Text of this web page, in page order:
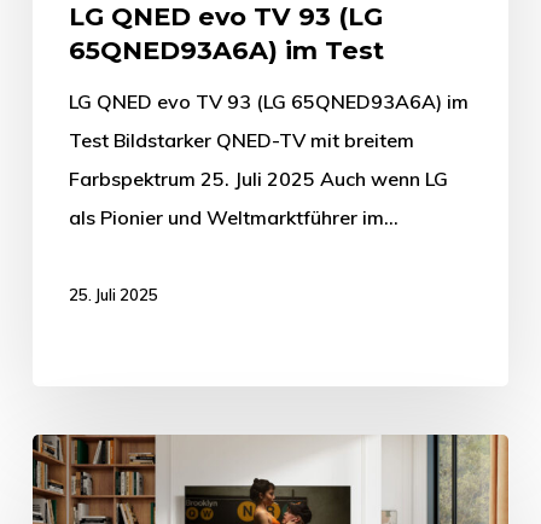
LG QNED evo TV 93 (LG
65QNED93A6A) im Test
LG QNED evo TV 93 (LG 65QNED93A6A) im
Test Bildstarker QNED-TV mit breitem
Farbspektrum 25. Juli 2025 Auch wenn LG
als Pionier und Weltmarktführer im…
25. Juli 2025